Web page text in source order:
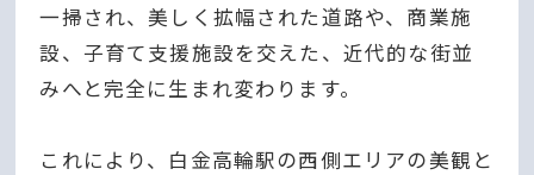
一掃され、美しく拡幅された道路や、商業施
設、子育て支援施設を交えた、近代的な街並
みへと完全に生まれ変わります。
これにより、白金高輪駅の西側エリアの美観と